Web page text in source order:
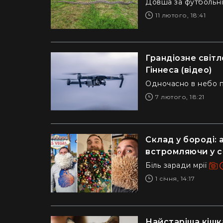
Довша за
11 лютого, 18:41
Грандіозне
Гіннеса (відео)
Одночасно в небо
7 лютого, 18:21
Склад у бороді:
встромляючи у
Біль заради мрії
1 січня, 14:17